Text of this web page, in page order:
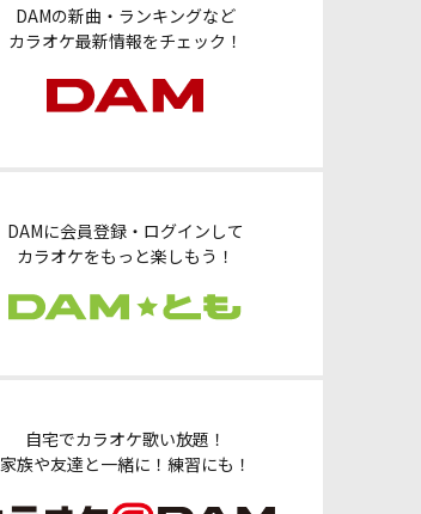
DAMの新曲・ランキングなど
カラオケ最新情報をチェック！
DAMに会員登録・ログインして
カラオケをもっと楽しもう！
自宅でカラオケ歌い放題！
家族や友達と一緒に！練習にも！